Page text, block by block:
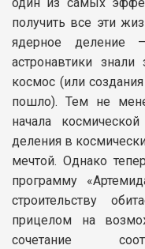
получить все эти
ядерное деление
астронавтики
космос (или
пошло). Тем не
начала
деления в
мечтой. Однако
программу
строительству
прицелом на
сочетание